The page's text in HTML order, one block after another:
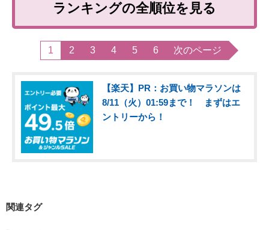
ランキングの全順位を見る
1 2 3 4 5 6 次のページ
【楽天】PR：お買い物マラソンは
8/11（火）01:59まで！ まずはエ
ントリーから！
関連タグ